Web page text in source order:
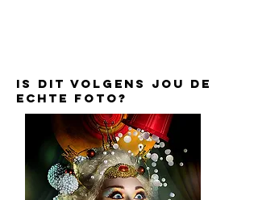
is dit volgens jou de
echte foto?